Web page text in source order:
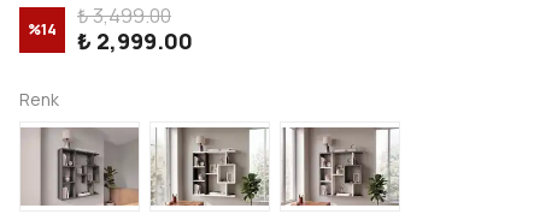
%14
₺ 3,499.00
₺ 2,999.00
Renk